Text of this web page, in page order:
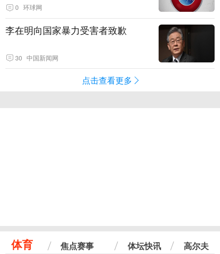
0 环球网
李在明向国家暴力受害者致歉
30 中国新闻网
点击查看更多
体育 焦点赛事 体坛快讯 高尔夫